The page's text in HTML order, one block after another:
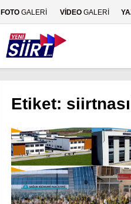
FOTO GALERİ VİDEO GALERİ
Etiket: